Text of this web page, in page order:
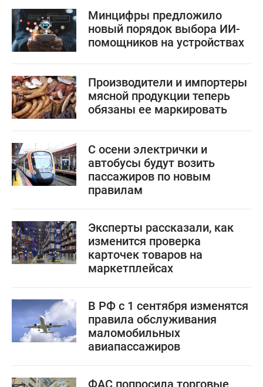
Минцифры предложило
новый порядок выбора ИИ-
помощников на устройствах
Производители и импортеры
мясной продукции теперь
обязаны ее маркировать
С осени электрички и
автобусы будут возить
пассажиров по новым
правилам
Эксперты рассказали, как
изменится проверка
карточек товаров на
маркетплейсах
В РФ с 1 сентября изменятся
правила обслуживания
маломобильных
авиапассажиров
ФАС попросила торговые